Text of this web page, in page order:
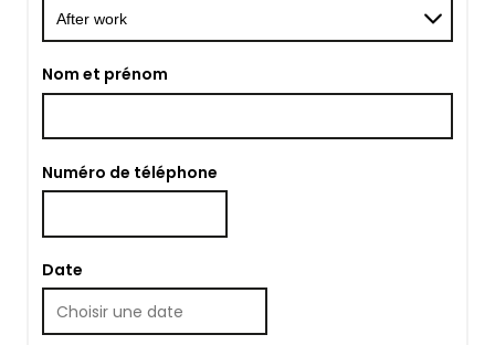
Nom et prénom
Numéro de téléphone
Date